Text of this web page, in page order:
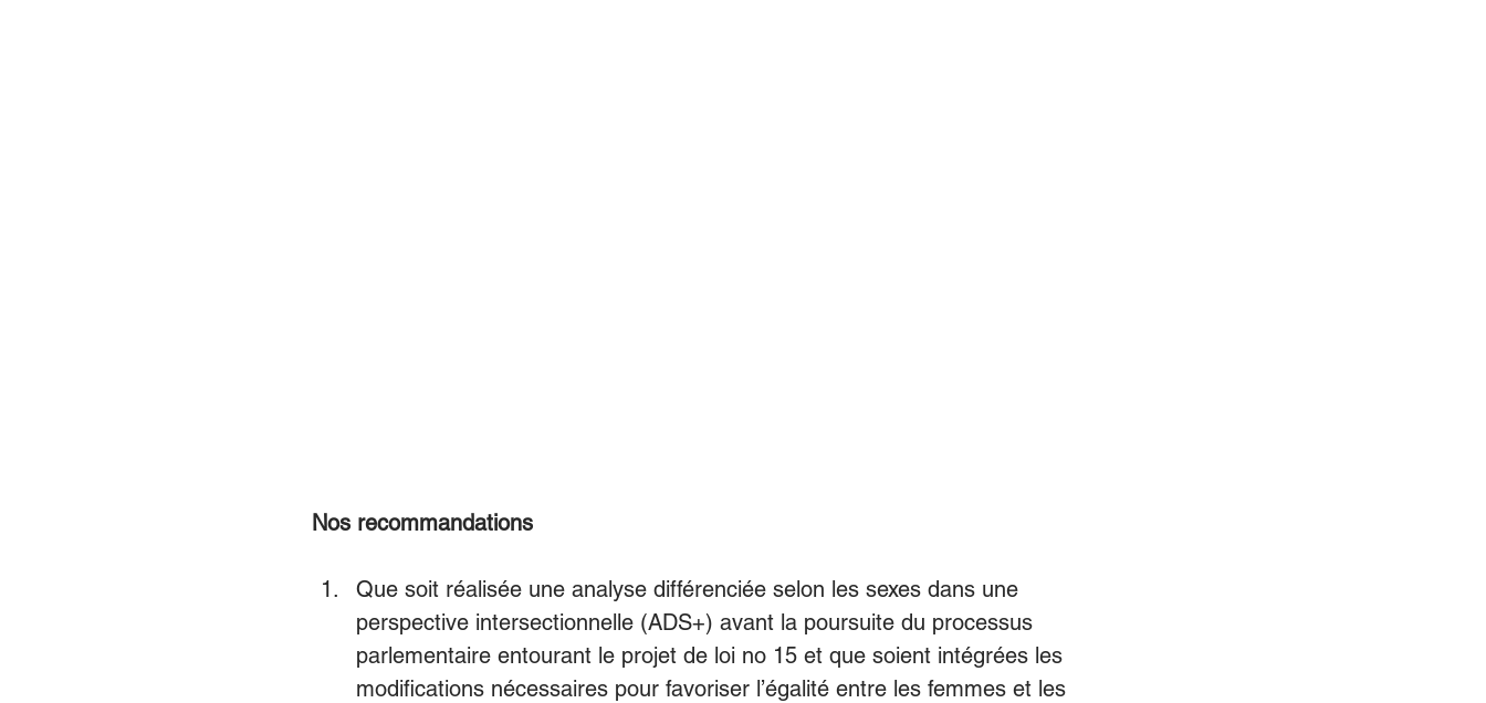
Nos recommandations
Que soit réalisée une analyse différenciée selon les sexes dans une
perspective intersectionnelle (ADS+) avant la poursuite du processus
parlementaire entourant le projet de loi no 15 et que soient intégrées les
modifications nécessaires pour favoriser l’égalité entre les femmes et les